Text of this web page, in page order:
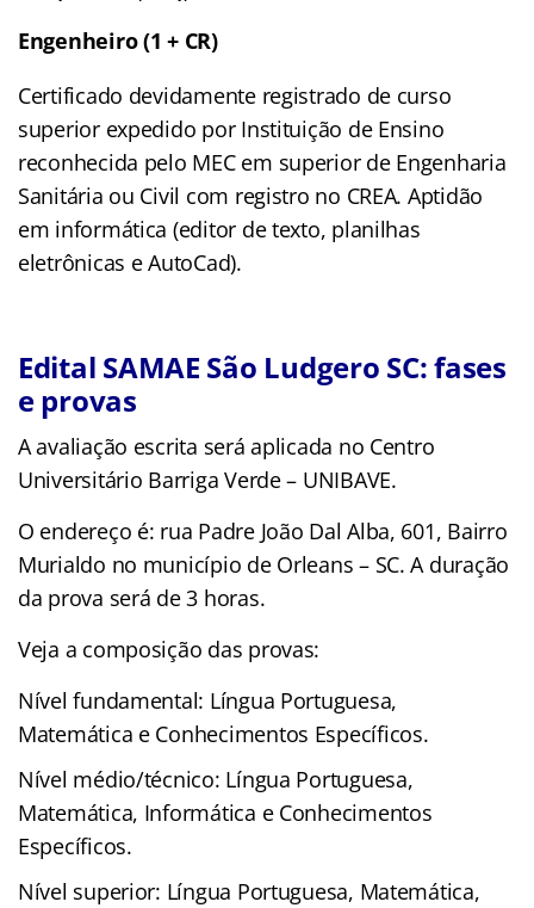
Engenheiro (1 + CR)
Certificado devidamente registrado de curso
superior expedido por Instituição de Ensino
reconhecida pelo MEC em superior de Engenharia
Sanitária ou Civil com registro no CREA. Aptidão
em informática (editor de texto, planilhas
eletrônicas e AutoCad).
Edital SAMAE São Ludgero SC: fases
e provas
A avaliação escrita será aplicada no Centro
Universitário Barriga Verde – UNIBAVE.
O endereço é: rua Padre João Dal Alba, 601, Bairro
Murialdo no município de Orleans – SC. A duração
da prova será de 3 horas.
Veja a composição das provas:
Nível fundamental: Língua Portuguesa,
Matemática e Conhecimentos Específicos.
Nível médio/técnico: Língua Portuguesa,
Matemática, Informática e Conhecimentos
Específicos.
Nível superior: Língua Portuguesa, Matemática,